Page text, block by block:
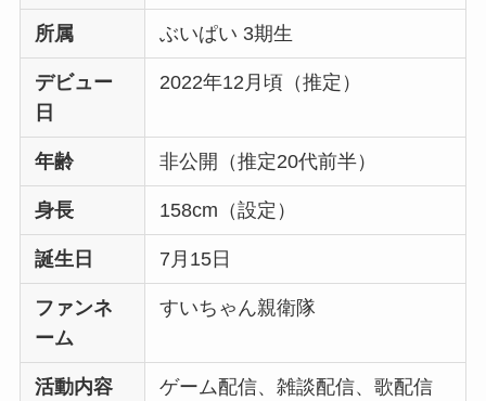
所属 ぶいぱい 3期生
デビュー
日
2022年12月頃（推定）
年齢 非公開（推定20代前半）
身長 158cm（設定）
誕生日 7月15日
ファンネ
ーム
すいちゃん親衛隊
活動内容 ゲーム配信、雑談配信、歌配信